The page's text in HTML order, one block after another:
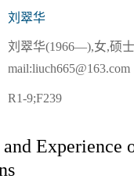
刘翠华
刘翠华(1966—),女,硕
mail:liuch665@163.com
R1-9;F239
and Experience